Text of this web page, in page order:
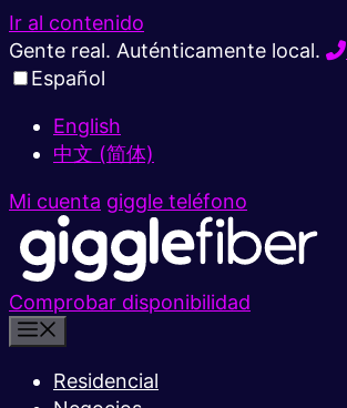
Ir al contenido
Gente real. Auténticamente local.
Español
English
中文 (简体)
Mi cuenta giggle teléfono
Comprobar disponibilidad
Residencial